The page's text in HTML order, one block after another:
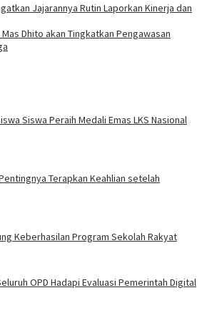
Jajarannya Rutin Laporkan Kinerja dan
Dhito akan Tingkatkan Pengawasan
Siswa Peraih Medali Emas LKS Nasional
Terapkan Keahlian setelah
Keberhasilan Program Sekolah Rakyat
OPD Hadapi Evaluasi Pemerintah Digital